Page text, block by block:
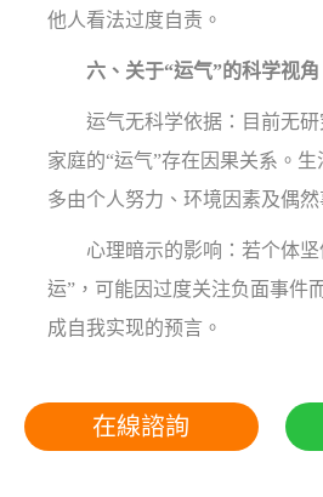
他人看法过度自责。
六、关于“运气”的科学视角
运气无科学依据：目前无研
家庭的“运气”存在因果关系。
多由个人努力、环境因素及偶然
心理暗示的影响：若个体坚
运”，可能因过度关注负面事件
成自我实现的预言。
在線諮詢